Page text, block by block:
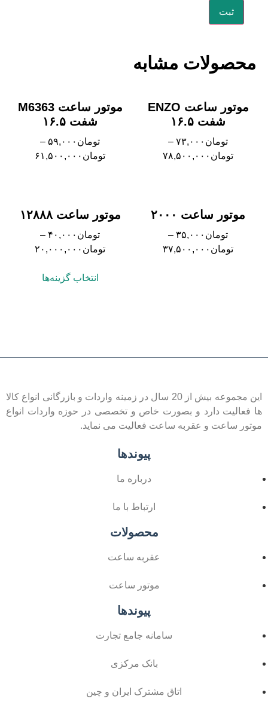
محصولات مشابه
موتور ساعت ENZO
شفت ۱۶.۵
تومان ۷۳,۰۰۰ –
تومان ۷۸,۵۰۰,۰۰۰
موتور ساعت M6363
شفت ۱۶.۵
تومان ۵۹,۰۰۰ –
تومان ۶۱,۵۰۰,۰۰۰
موتور ساعت ۲۰۰۰
تومان ۳۵,۰۰۰ –
تومان ۳۷,۵۰۰,۰۰۰
موتور ساعت ۱۲۸۸۸
تومان ۴۰,۰۰۰ –
تومان ۲۰,۰۰۰,۰۰۰
انتخاب گزینه‌ها
این مجموعه بیش از 20 سال در زمینه واردات و بازرگانی انواع کالا
ها فعالیت دارد و بصورت خاص و تخصصی در حوزه واردات انواع
موتور ساعت و عقربه ساعت فعالیت می نماید.
پیوندها
درباره ما
ارتباط با ما
محصولات
عقربه ساعت
موتور ساعت
پیوندها
سامانه جامع تجارت
بانک مرکزی
اتاق مشترک ایران و چین